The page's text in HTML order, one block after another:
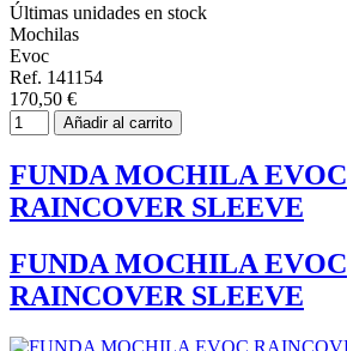
Últimas unidades en stock
Mochilas
Evoc
Ref. 141154
170,50 €
Añadir al carrito
FUNDA MOCHILA EVOC
RAINCOVER SLEEVE
FUNDA MOCHILA EVOC
RAINCOVER SLEEVE